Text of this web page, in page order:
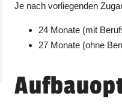
Je nach vorliegenden
24 Monate (mit
27 Monate (ohne